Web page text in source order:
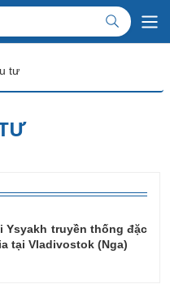
tư
Ysyakh truyền thống đặc
tại Vladivostok (Nga)